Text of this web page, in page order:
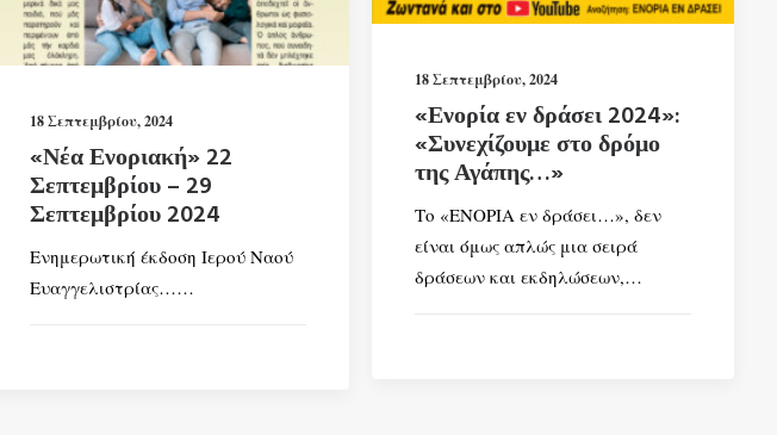
18 Σεπτεμβρίου, 2024
«Νέα Ενοριακή» 22
Σεπτεμβρίου – 29
Σεπτεμβρίου 2024
Ενημερωτική έκδοση Ιερού Ναού
Ευαγγελιστρίας……
18 Σεπτεμβρίου, 2024
«Ενορία εν δράσει 2024»:
«Συνεχίζουμε στο δρόμο
της Αγάπης…»
Το «ΕΝΟΡΙΑ εν δράσει…», δεν
είναι όμως απλώς μια σειρά
δράσεων και εκδηλώσεων,…